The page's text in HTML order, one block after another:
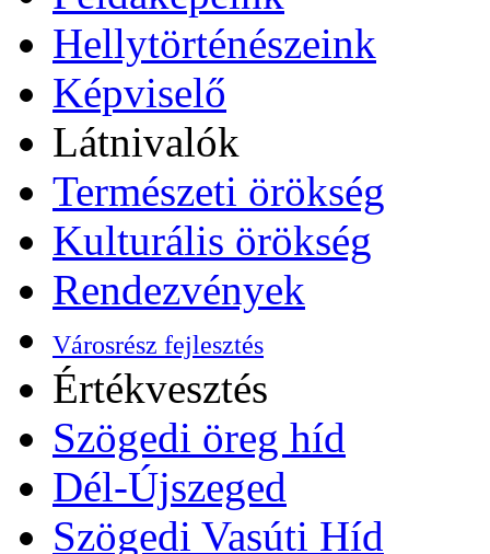
Hellytörténészeink
Képviselő
Látnivalók
Természeti örökség
Kulturális örökség
Rendezvények
Városrész fejlesztés
Értékvesztés
Szögedi öreg híd
Dél-Újszeged
Szögedi Vasúti Híd